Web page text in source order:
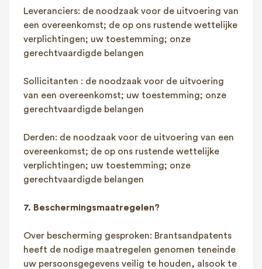
Leveranciers: de noodzaak voor de uitvoering van
een overeenkomst; de op ons rustende wettelijke
verplichtingen; uw toestemming; onze
gerechtvaardigde belangen
Sollicitanten : de noodzaak voor de uitvoering
van een overeenkomst; uw toestemming; onze
gerechtvaardigde belangen
Derden: de noodzaak voor de uitvoering van een
overeenkomst; de op ons rustende wettelijke
verplichtingen; uw toestemming; onze
gerechtvaardigde belangen
7. Beschermingsmaatregelen?
Over bescherming gesproken: Brantsandpatents
heeft de nodige maatregelen genomen teneinde
uw persoonsgegevens veilig te houden, alsook te